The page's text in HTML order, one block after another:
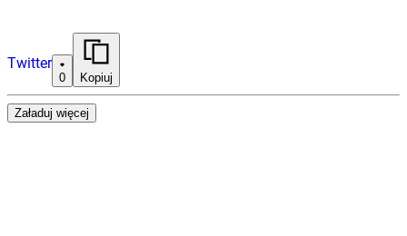
Twitter
0 Kopiuj
Załaduj więcej